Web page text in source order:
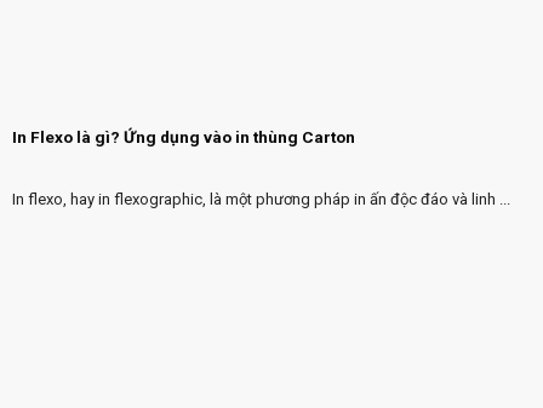
In Flexo là gì? Ứng dụng vào in thùng Carton
In flexo, hay in flexographic, là một phương pháp in ấn độc đáo và linh ...